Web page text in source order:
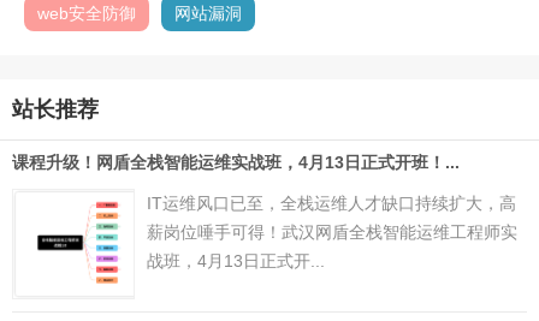
web安全防御 网站漏洞
站长推荐
课程升级！网盾全栈智能运维实战班，4月13日正式开班！...
IT运维风口已至，全栈运维人才缺口持续扩大，高
薪岗位唾手可得！武汉网盾全栈智能运维工程师实
战班，4月13日正式开...